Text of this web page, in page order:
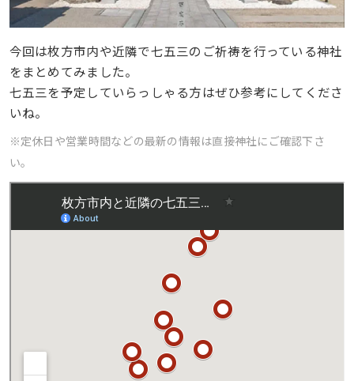
今回は枚方市内や近隣で七五三のご祈祷を行っている神社
をまとめてみました。
七五三を予定していらっしゃる方はぜひ参考にしてくださ
いね。
※定休日や営業時間などの最新の情報は直接神社にご確認下さ
い。